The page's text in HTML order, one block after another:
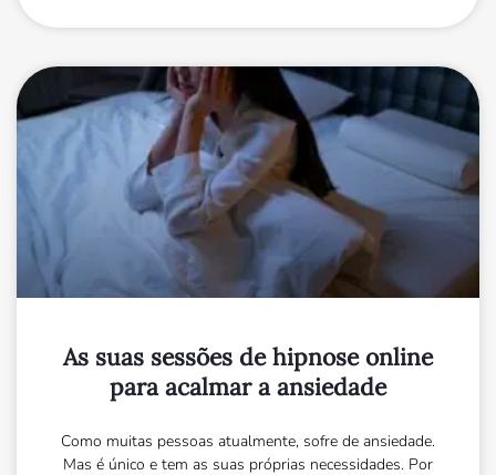
As suas sessões de hipnose online
para acalmar a ansiedade
Como muitas pessoas atualmente, sofre de ansiedade.
Mas é único e tem as suas próprias necessidades. Por